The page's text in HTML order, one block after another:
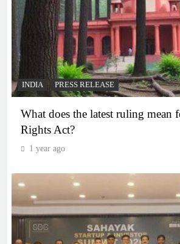
INDIA PRESS RELEASE
What does the latest ruling mean
Rights Act?
1 year ago